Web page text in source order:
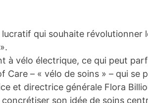
qui souhaite
à vélo électrique, ce qui peut
– « vélo de soins » – qui
et directrice générale Flora
son idée de soins